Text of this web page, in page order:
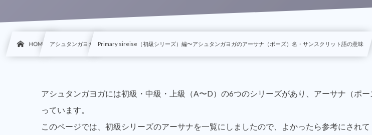
HOME アシュタンガヨガ Primary sireise（初級シリーズ）編〜アシュタンガヨガのアーサナ（ポーズ）名・サンスクリット語の意味
アシュタンガヨガには初級・中級・上級（A〜D）の6つのシリーズがあり、アーサナ（ポー
っています。
このページでは、初級シリーズのアーサナを一覧にしましたので、よかったら参考にされて